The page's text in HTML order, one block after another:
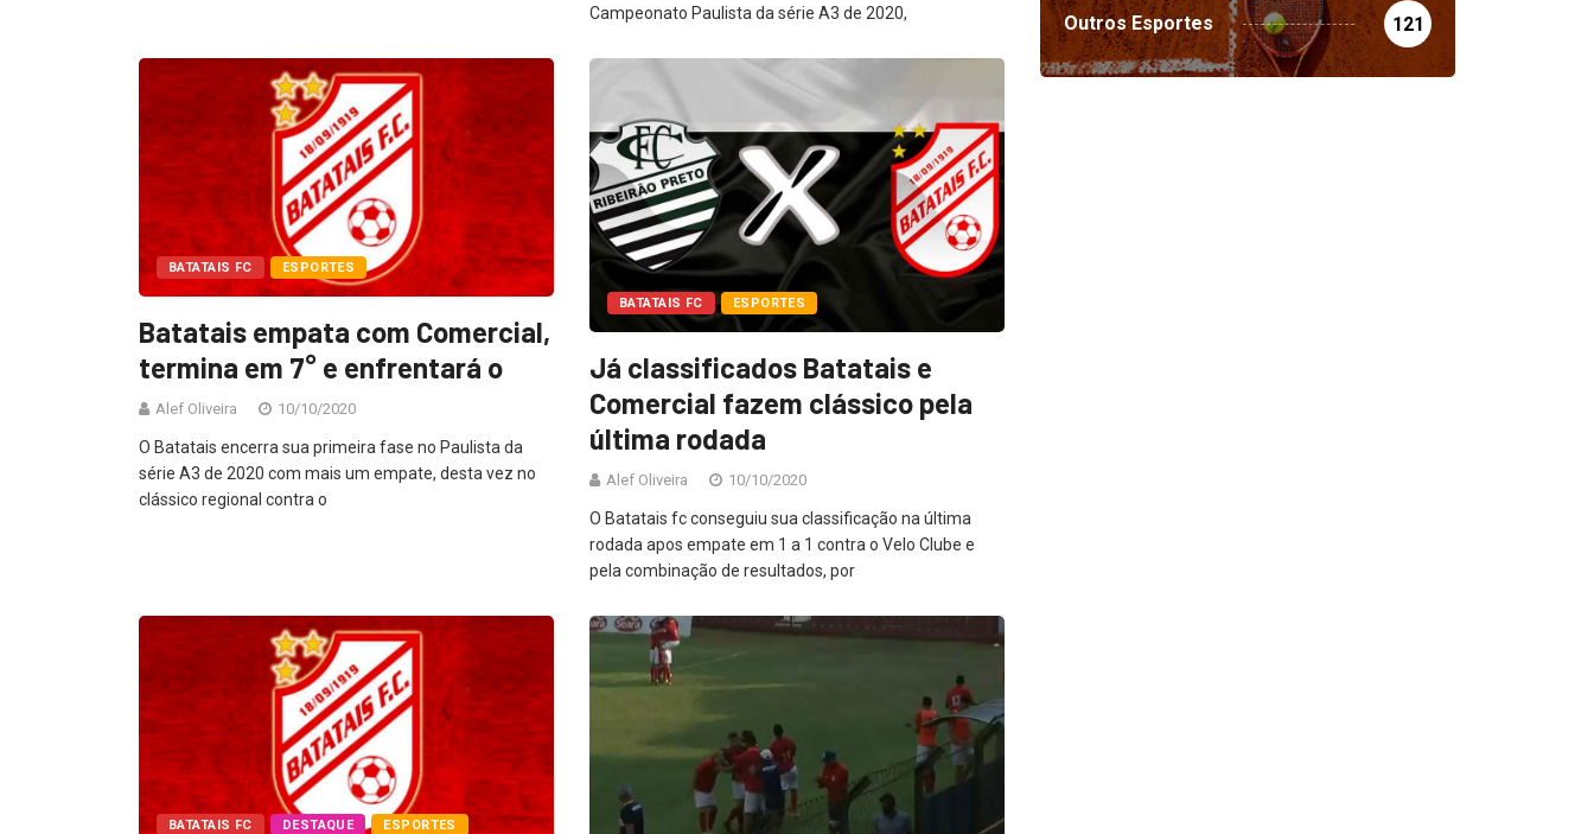
Campeonato Paulista da série A3 de 2020,
BATATAIS FC ESPORTES
Batatais empata com Comercial,
termina em 7° e enfrentará o
Alef Oliveira 10/10/2020
O Batatais encerra sua primeira fase no Paulista da
série A3 de 2020 com mais um empate, desta vez no
clássico regional contra o
BATATAIS FC ESPORTES
Já classificados Batatais e
Comercial fazem clássico pela
última rodada
Alef Oliveira 10/10/2020
O Batatais fc conseguiu sua classificação na última
rodada apos empate em 1 a 1 contra o Velo Clube e
pela combinação de resultados, por
BATATAIS FC DESTAQUE ESPORTES
Outros Esportes 121